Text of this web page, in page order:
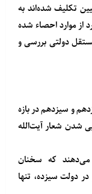
۲۴۳ مورد نیز تعیین تکلیف شده‌اند به
با انجام ۱۹۸ مکاتبه، تعداد ۹۲۰ مورد از موارد احصاء شده
و سازمان مستقل دولتی بررسی و
و سیزدهم در بازه
شدن شعار آیت‌الله
می‌دهند که سخنان
دولت سیزده، تنها